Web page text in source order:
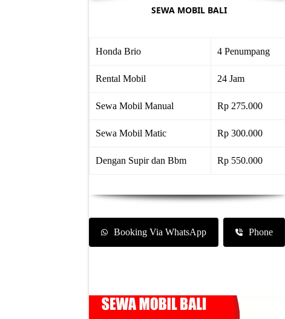
SEWA MOBIL BALI
Honda Brio 4 Penumpang
Rental Mobil 24 Jam
Sewa Mobil Manual Rp 275.000
Sewa Mobil Matic Rp 300.000
Dengan Supir dan Bbm Rp 550.000
Booking Via WhatsApp Phone